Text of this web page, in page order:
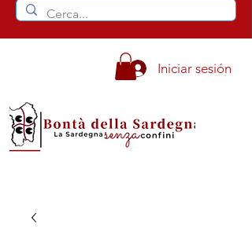
Iniciar sesión